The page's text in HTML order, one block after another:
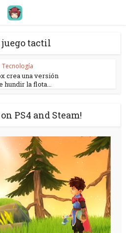
juego tactil
Tecnología
crea una versión
hundir la flota...
PS4 and Steam!